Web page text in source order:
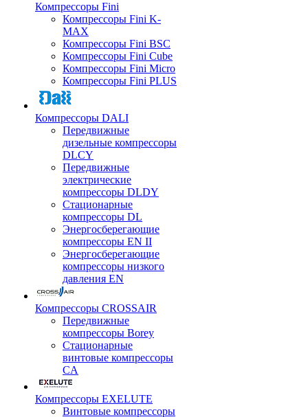
Компрессоры Fini
Компрессоры Fini K-
MAX
Компрессоры Fini BSC
Компрессоры Fini Cube
Компрессоры Fini Micro
Компрессоры Fini PLUS
Компрессоры DALI
Передвижные
дизельные компрессоры
DLCY
Передвижные
электрические
компрессоры DLDY
Стационарные
компрессоры DL
Энергосберегающие
компрессоры EN II
Энергосберегающие
компрессоры низкого
давления EN
Компрессоры CROSSAIR
Передвижные
компрессоры Borey
Стационарные
винтовые компрессоры
CA
Компрессоры EXELUTE
Винтовые компрессоры